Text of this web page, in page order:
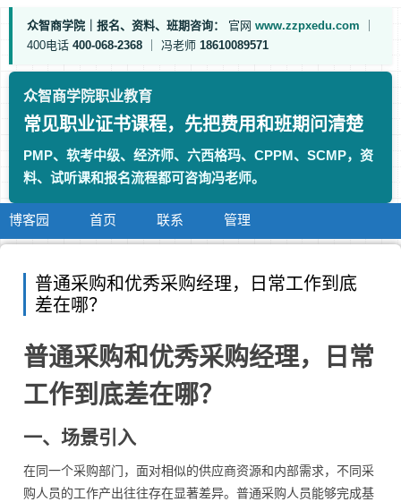
众智商学院｜报名、资料、班期咨询： 官网 www.zzpxedu.com
400电话 400-068-2368 冯老师 18610089571
众智商学院职业教育
常见职业证书课程，先把费用和班期问清楚
PMP、软考中级、经济师、六西格玛、CPPM、SCMP，资
料、试听课和报名流程都可咨询冯老师。
博客园 首页 联系 管理
普通采购和优秀采购经理，日常工作到底
差在哪？
普通采购和优秀采购经理，日常
工作到底差在哪？
一、场景引入
在同一个采购部门，面对相似的供应商资源和内部需求，不同采
购人员的工作产出往往存在显著差异。普通采购人员能够完成基